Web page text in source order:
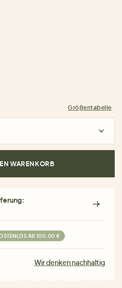
Größentabelle
WARENKORB
AB 100,00 €
Wir denken nachhaltig